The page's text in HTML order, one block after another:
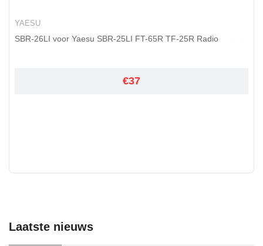
YAESU
SBR-26LI voor Yaesu SBR-25LI FT-65R TF-25R Radio
€37
Laatste nieuws